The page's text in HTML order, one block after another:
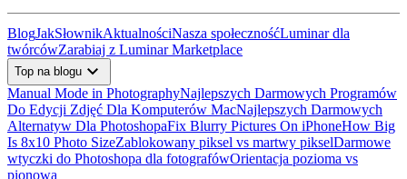
BlogJakSłownikAktualnościNasza społecznośćLuminar dla
twórcówZarabiaj z Luminar Marketplace
Top na blogu expand_more
Manual Mode in PhotographyNajlepszych Darmowych Programów
Do Edycji Zdjęć Dla Komputerów MacNajlepszych Darmowych
Alternatyw Dla PhotoshopaFix Blurry Pictures On iPhoneHow Big
Is 8x10 Photo SizeZablokowany piksel vs martwy pikselDarmowe
wtyczki do Photoshopa dla fotografówOrientacja pozioma vs
pionowa